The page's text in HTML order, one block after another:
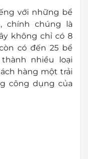
với những bể
chính chúng là
không chỉ có 8
có đến 25 bể
nhiều loại
hàng một trải
công dụng của